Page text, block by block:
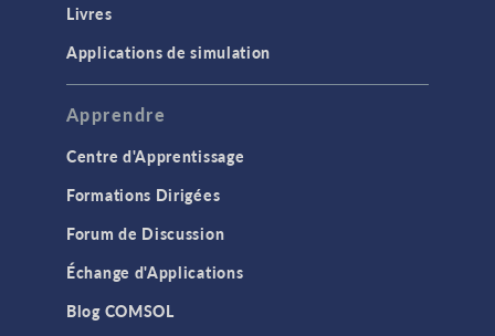
Livres
Applications de simulation
Apprendre
Centre d'Apprentissage
Formations Dirigées
Forum de Discussion
Échange d'Applications
Blog COMSOL